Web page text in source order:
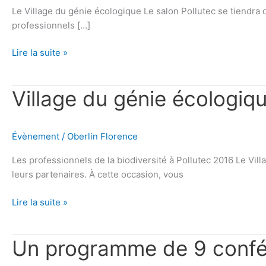
Le Village du génie écologique Le salon Pollutec se tiendra
professionnels […]
conférences
biodiversité
Pollutec
Lire la suite »
Village du génie
Évènement / Oberlin Florence
Les professionnels de la biodiversité à Pollutec 2016 Le
leurs partenaires. À cette occasion, vous
Village
du
écologique
Lire la suite »
Un programme de 9
Un
programme